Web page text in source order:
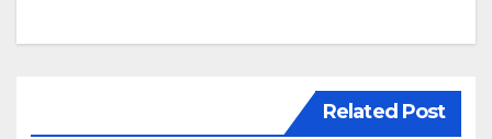
Related Post